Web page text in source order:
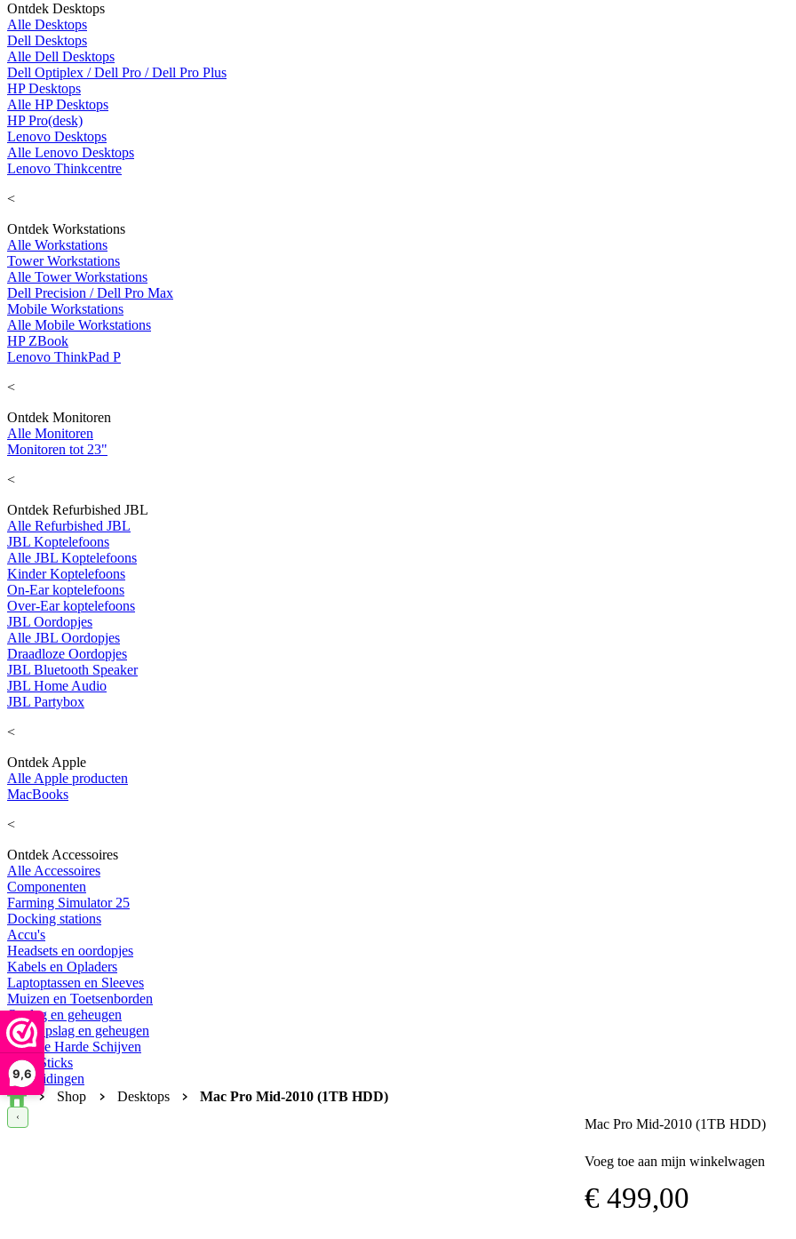
9,6
Ontdek Desktops
Alle Desktops
Dell Desktops
Alle Dell Desktops
Dell Optiplex / Dell Pro / Dell Pro Plus
HP Desktops
Alle HP Desktops
HP Pro(desk)
Lenovo Desktops
Alle Lenovo Desktops
Lenovo Thinkcentre
<
Ontdek Workstations
Alle Workstations
Tower Workstations
Alle Tower Workstations
Dell Precision / Dell Pro Max
Mobile Workstations
Alle Mobile Workstations
HP ZBook
Lenovo ThinkPad P
<
Ontdek Monitoren
Alle Monitoren
Monitoren tot 23"
<
Ontdek Refurbished JBL
Alle Refurbished JBL
JBL Koptelefoons
Alle JBL Koptelefoons
Kinder Koptelefoons
On-Ear koptelefoons
Over-Ear koptelefoons
JBL Oordopjes
Alle JBL Oordopjes
Draadloze Oordopjes
JBL Bluetooth Speaker
JBL Home Audio
JBL Partybox
<
Ontdek Apple
Alle Apple producten
MacBooks
<
Ontdek Accessoires
Alle Accessoires
Componenten
Farming Simulator 25
Docking stations
Accu's
Headsets en oordopjes
Kabels en Opladers
Laptoptassen en Sleeves
Muizen en Toetsenborden
Opslag en geheugen
Alle Opslag en geheugen
Externe Harde Schijven
USB Sticks
Uitbreidingen
Home
Shop Desktops Mac Pro Mid-2010 (1TB HDD)
Mac Pro Mid-2010 (1TB HDD)
Voeg toe aan mijn winkelwagen
€ 499,00